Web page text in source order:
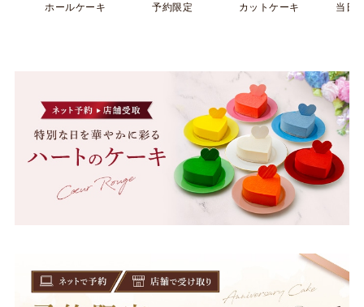
ホールケーキ 予約限定 カットケーキ 当日